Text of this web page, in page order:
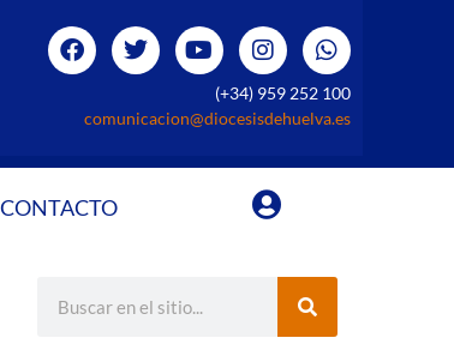
(+34) 959 252 100
comunicacion@diocesisdehuelva.es